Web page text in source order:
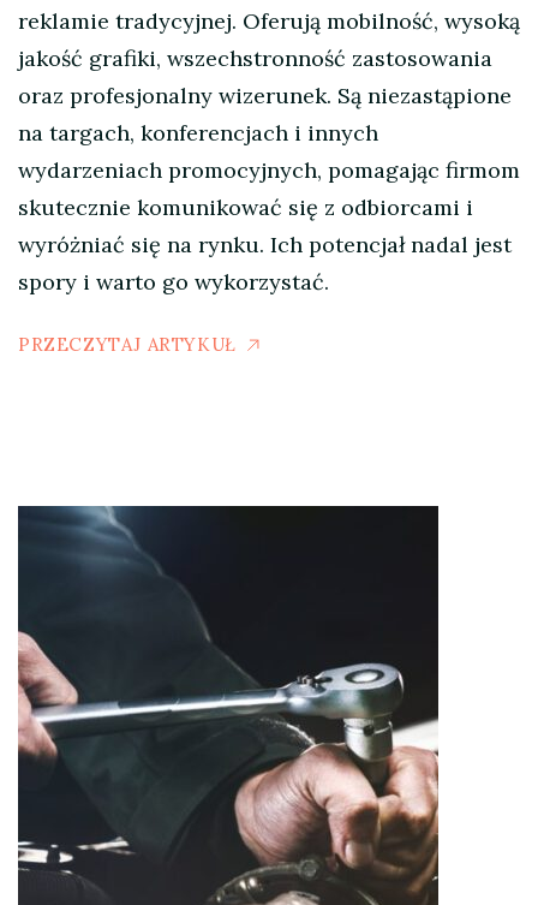
reklamie tradycyjnej. Oferują mobilność, wysoką
jakość grafiki, wszechstronność zastosowania
oraz profesjonalny wizerunek. Są niezastąpione
na targach, konferencjach i innych
wydarzeniach promocyjnych, pomagając firmom
skutecznie komunikować się z odbiorcami i
wyróżniać się na rynku. Ich potencjał nadal jest
spory i warto go wykorzystać.
PRZECZYTAJ ARTYKUŁ